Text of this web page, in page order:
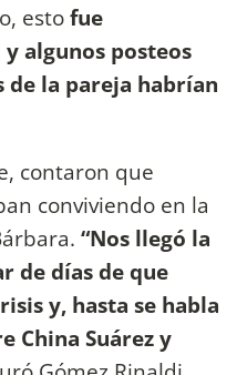
estofue
algunos posteos
de la pareja habrían
contaron que
conviviendo en la
“Nos llegó la
de días de que
y, hasta se habla
China Suárez y